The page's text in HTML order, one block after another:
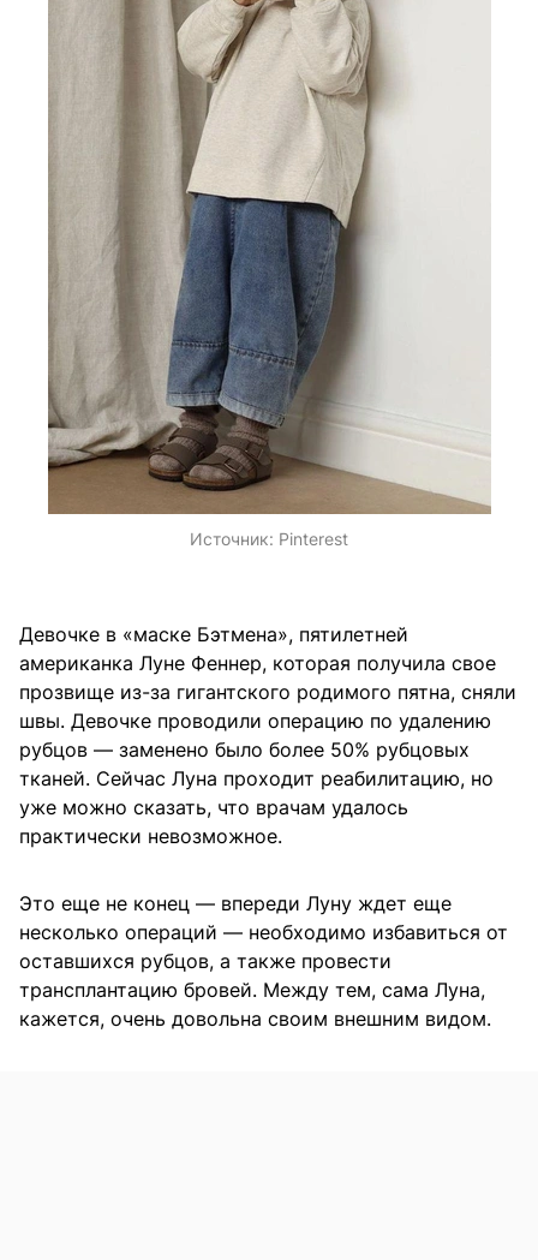
Источник: Pinterest
Девочке в «маске Бэтмена», пятилетней
американка Луне Феннер, которая получила свое
прозвище из-за гигантского родимого пятна, сняли
швы. Девочке проводили операцию по удалению
рубцов — заменено было более 50% рубцовых
тканей. Сейчас Луна проходит реабилитацию, но
уже можно сказать, что врачам удалось
практически невозможное.
Это еще не конец — впереди Луну ждет еще
несколько операций — необходимо избавиться от
оставшихся рубцов, а также провести
трансплантацию бровей. Между тем, сама Луна,
кажется, очень довольна своим внешним видом.